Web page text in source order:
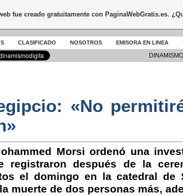
CLASIFICADO NOSOTROS EMISORA EN LINEA
«No
Morsi ordenó una
registraron después de la
el domingo en la catedral de
muerte de dos personas más,
fue creado gratuitamente con PaginaWebGratis.es.